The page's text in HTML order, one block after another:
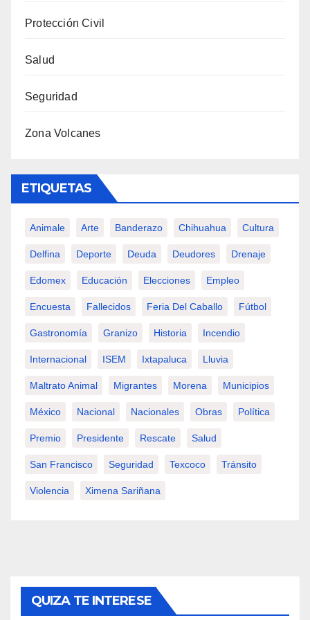
Protección Civil
Salud
Seguridad
Zona Volcanes
ETIQUETAS
Animale Arte Banderazo Chihuahua Cultura
Delfina Deporte Deuda Deudores Drenaje
Edomex Educación Elecciones Empleo
Encuesta Fallecidos Feria Del Caballo Fútbol
Gastronomía Granizo Historia Incendio
Internacional ISEM Ixtapaluca Lluvia
Maltrato Animal Migrantes Morena Municipios
México Nacional Nacionales Obras Política
Premio Presidente Rescate Salud
San Francisco Seguridad Texcoco Tránsito
Violencia Ximena Sariñana
QUIZA TE INTERESE